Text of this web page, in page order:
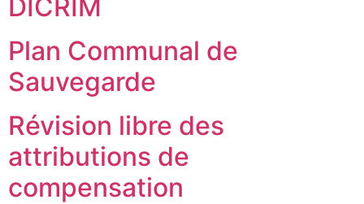
DICRIM
Plan Communal de
Sauvegarde
Révision libre des
attributions de
compensation